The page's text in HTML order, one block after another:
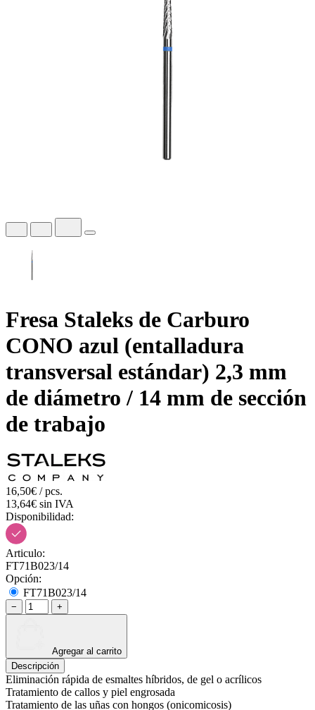
Fresa Staleks de Carburo
CONO azul (entalladura
transversal estándar) 2,3 mm
de diámetro / 14 mm de sección
de trabajo
16,50€ / pcs.
13,64€ sin IVA
Disponibilidad:
Articulo:
FT71B023/14
Opción:
FT71B023/14
− +
Agregar al carrito
Descripción
Eliminación rápida de esmaltes híbridos, de gel o acrílicos
Tratamiento de callos y piel engrosada
Tratamiento de las uñas con hongos (onicomicosis)